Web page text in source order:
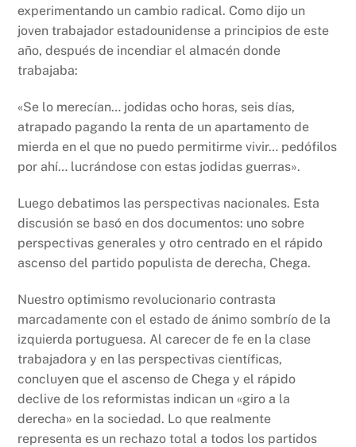
experimentando un cambio radical. Como dijo un
joven trabajador estadounidense a principios de este
año, después de incendiar el almacén donde
trabajaba:
«Se lo merecían… jodidas ocho horas, seis días,
atrapado pagando la renta de un apartamento de
mierda en el que no puedo permitirme vivir… pedófilos
por ahí… lucrándose con estas jodidas guerras».
Luego debatimos las perspectivas nacionales. Esta
discusión se basó en dos documentos: uno sobre
perspectivas generales y otro centrado en el rápido
ascenso del partido populista de derecha, Chega.
Nuestro optimismo revolucionario contrasta
marcadamente con el estado de ánimo sombrío de la
izquierda portuguesa. Al carecer de fe en la clase
trabajadora y en las perspectivas científicas,
concluyen que el ascenso de Chega y el rápido
declive de los reformistas indican un «giro a la
derecha» en la sociedad. Lo que realmente
representa es un rechazo total a todos los partidos